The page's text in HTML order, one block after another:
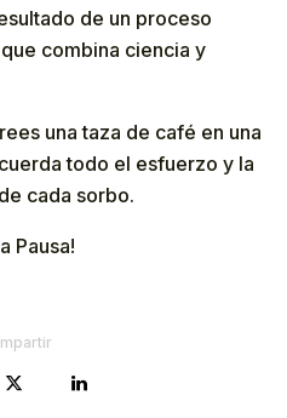
de un proceso
combina ciencia y
una taza de café en una
todo el esfuerzo y la
cada sorbo.
Pausa!